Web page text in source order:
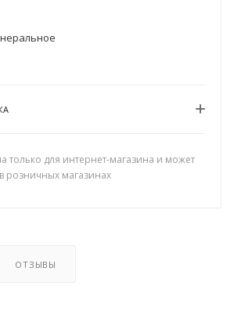
только для интернет-магазина и может
розничных магазинах
ОТЗЫВЫ